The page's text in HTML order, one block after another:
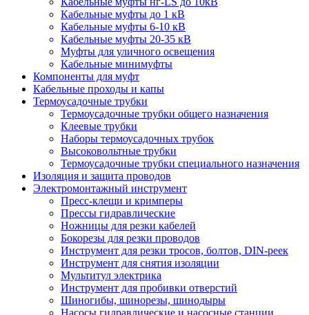
Кабельные муфты до 1 кВ
Кабельные муфты 6-10 кВ
Кабельные муфты 20-35 кВ
Муфты для уличного освещения
Кабельные минимуфты
Компоненты для муфт
Кабельные проходы и капы
Термоусадочные трубки
Термоусадочные трубки общего назначения
Клеевые трубки
Наборы термоусадочных трубок
Высоковольтные трубки
Термоусадочные трубки специального назначения
Изоляция и защита проводов
Электромонтажный инструмент
Пресс-клещи и кримперы
Прессы гидравлические
Ножницы для резки кабелей
Бокорезы для резки проводов
Инструмент для резки тросов, болтов, DIN-реек
Инструмент для снятия изоляции
Мультитул электрика
Инструмент для пробивки отверстий
Шиногибы, шинорезы, шинодыры
Насосы гидравлические и насосные станции